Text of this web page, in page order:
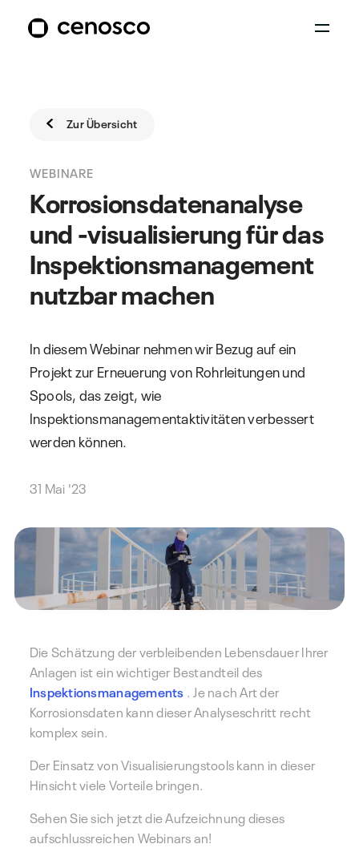
Zur Übersicht
WEBINARE
Korrosionsdatenanalyse
und -visualisierung für das
Inspektionsmanagement
nutzbar machen
In diesem Webinar nehmen wir Bezug auf ein
Projekt zur Erneuerung von Rohrleitungen und
Spools, das zeigt, wie
Inspektionsmanagementaktivitäten verbessert
werden können.
31 Mai '23
Die Schätzung der verbleibenden Lebensdauer Ihrer
Anlagen ist ein wichtiger Bestandteil des
Inspektionsmanagements . Je nach Art der
Korrosionsdaten kann dieser Analyseschritt recht
komplex sein.
Der Einsatz von Visualisierungstools kann in dieser
Hinsicht viele Vorteile bringen.
Sehen Sie sich jetzt die Aufzeichnung dieses
aufschlussreichen Webinars an!